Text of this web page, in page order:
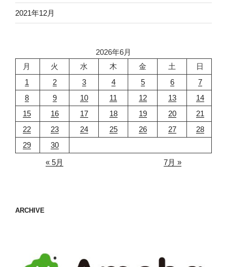
2021年12月
2026年6月
月
火 水 木 金 土
日
1
2 3 4 5 6
7
8
9 10 11 12 13
14
15
16 17 18 19 20
21
22
23 24 25 26 27
28
29
30
« 5月
7月 »
ARCHIVE